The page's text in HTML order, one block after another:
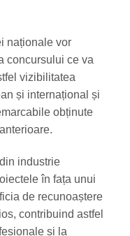
naționale vor
concursului ce va
vizibilitatea
și internațional și
obținute
industrie
în fața unui
de recunoaștere
contribuind astfel
și la